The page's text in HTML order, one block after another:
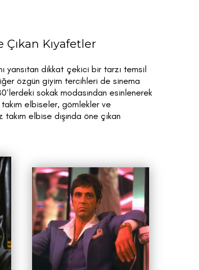
Çıkan Kıyafetler
yansıtan dikkat çekici bir tarzı temsil
özgün giyim tercihleri de sinema
sokak modasından esinlenerek
elbiseler, gömlekler ve
elbise dışında öne çıkan